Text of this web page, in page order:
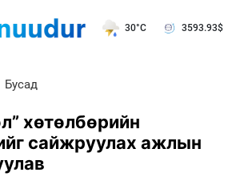
30°C 3593.93$
Бусад
хөтөлбөрийн
сайжруулах ажлын